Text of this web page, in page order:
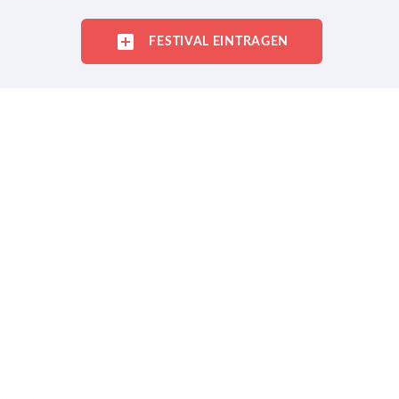
FESTIVAL EINTRAGEN